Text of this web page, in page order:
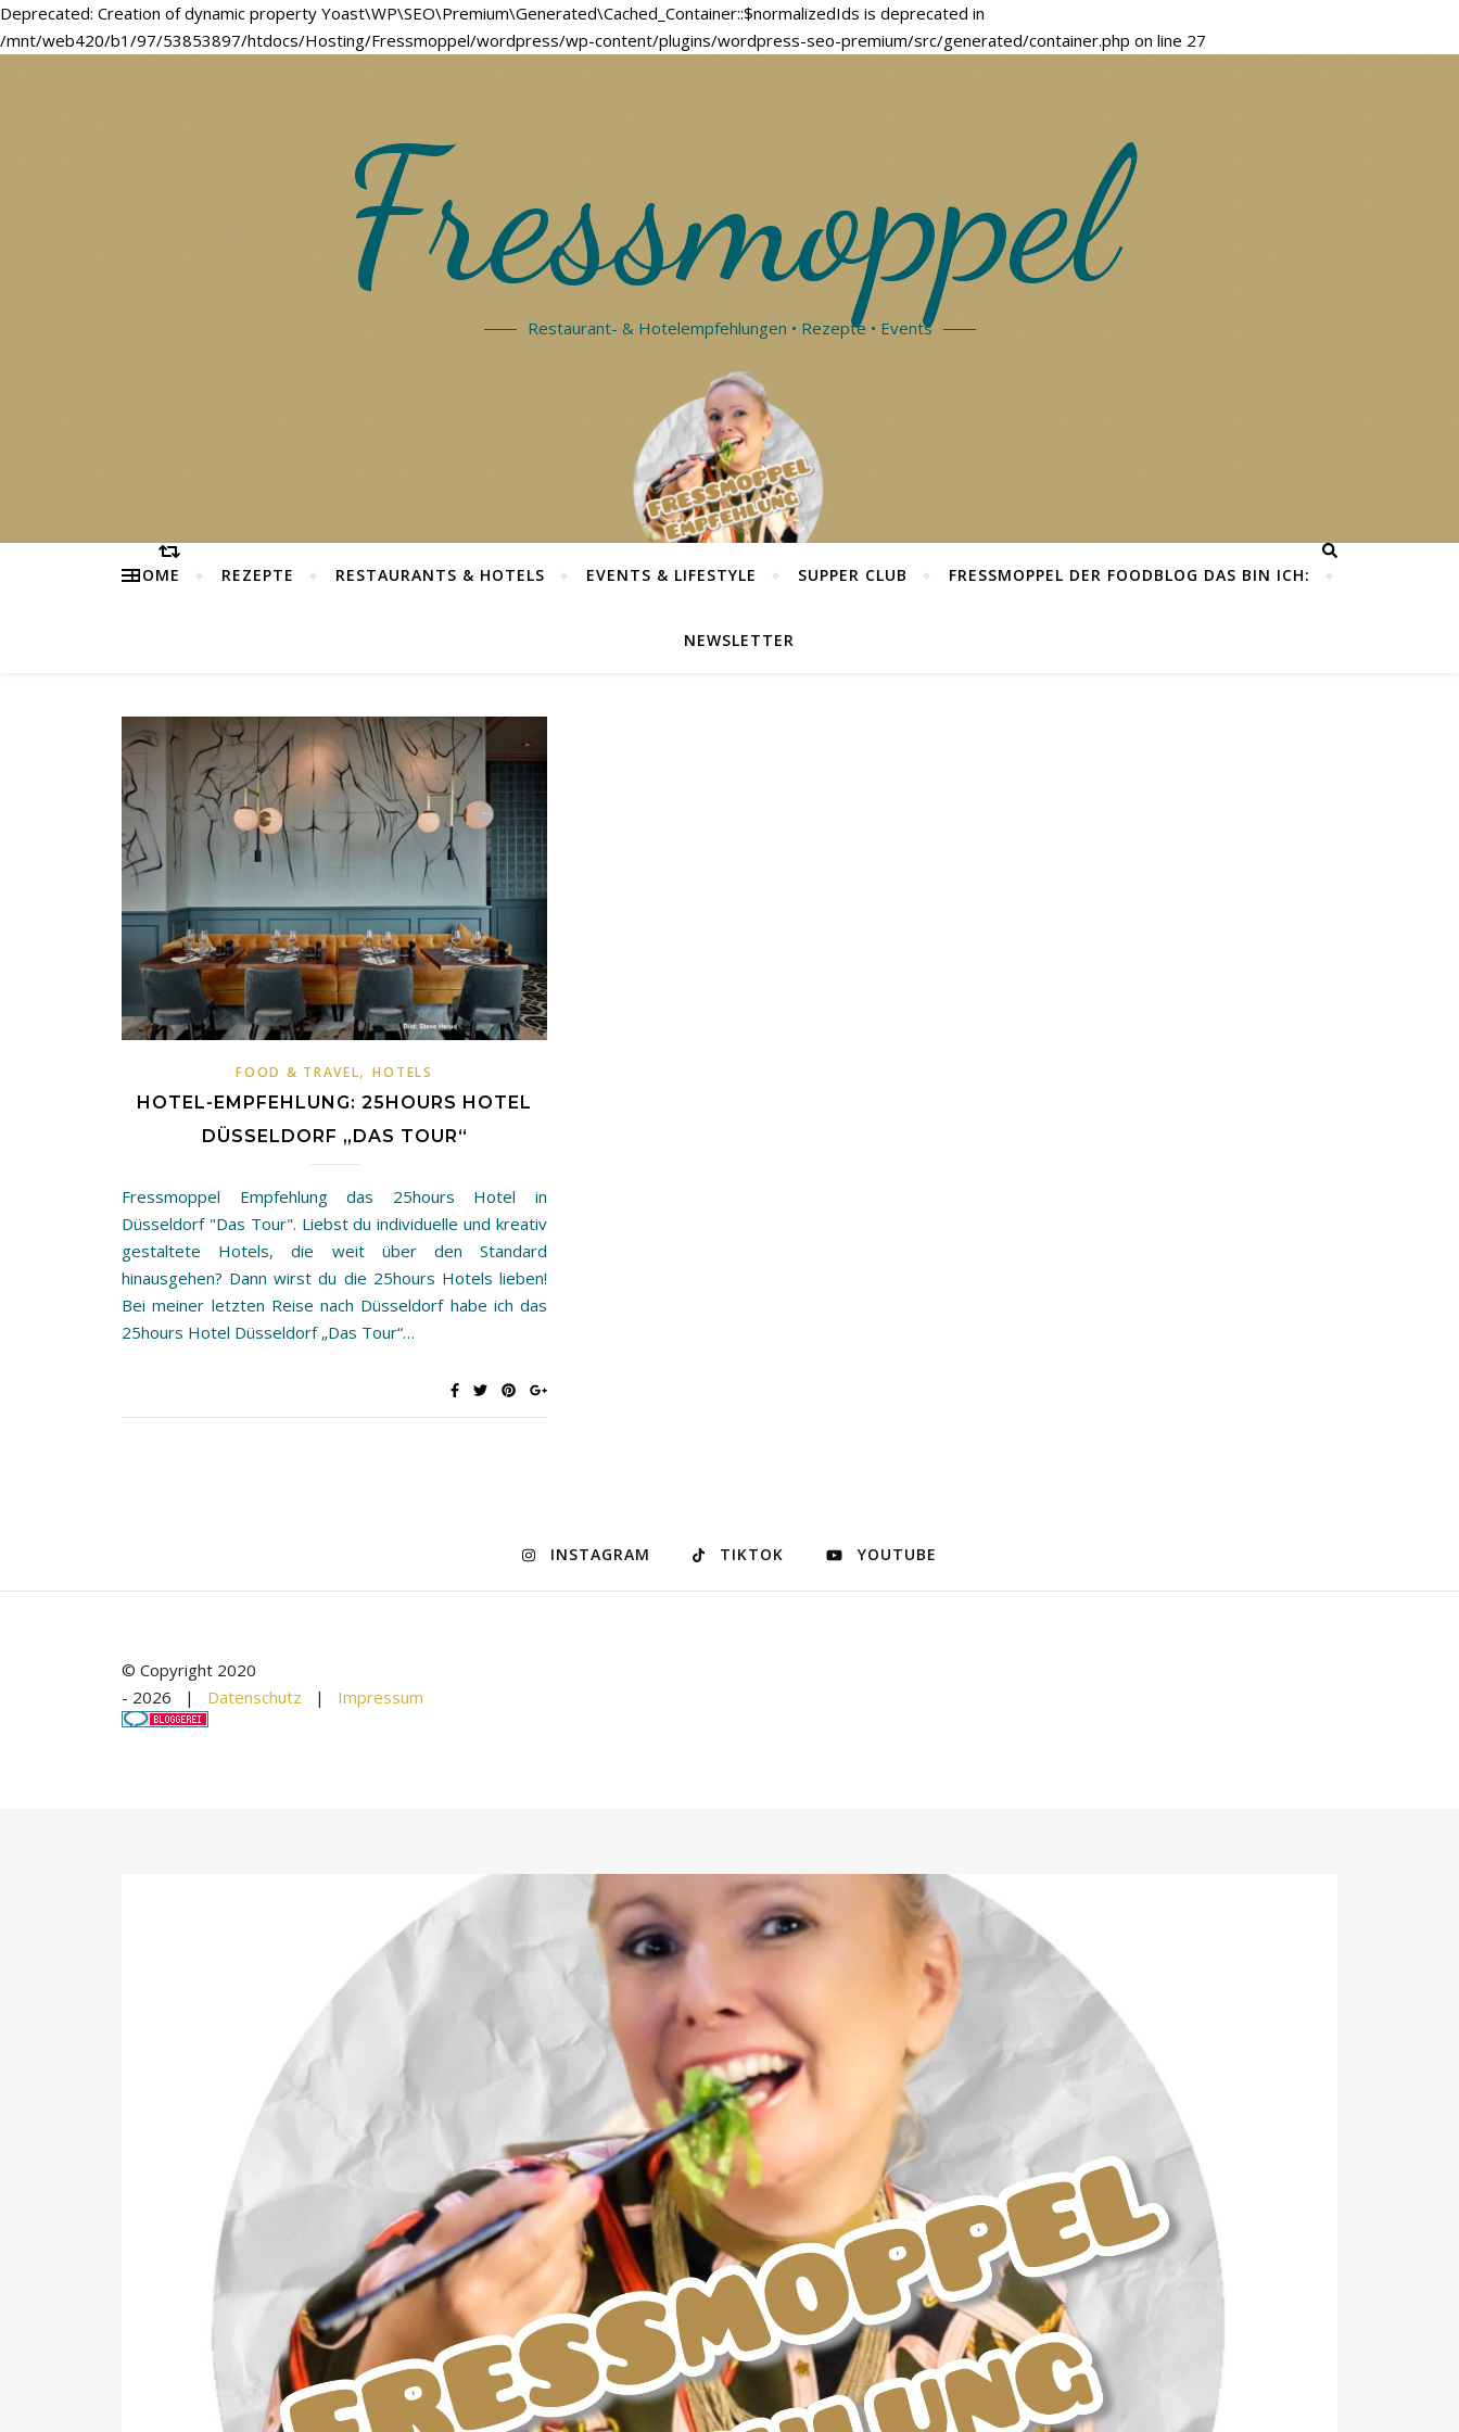
Deprecated: Creation of dynamic property Yoast\WP\SEO\Premium\Generated\Cached_Container::$normalizedIds is deprecated in
/mnt/web420/b1/97/53853897/htdocs/Hosting/Fressmoppel/wordpress/wp-content/plugins/wordpress-seo-premium/src/generated/container.php on line 27
Fressmoppel
Restaurant- & Hotelempfehlungen • Rezepte • Events
HOME REZEPTE RESTAURANTS & HOTELS EVENTS & LIFESTYLE SUPPER CLUB FRESSMOPPEL DER FOODBLOG DAS BIN ICH:
NEWSLETTER
FOOD & TRAVEL,HOTELS
HOTEL-EMPFEHLUNG: 25HOURS HOTEL
DÜSSELDORF „DAS TOUR“
Fressmoppel Empfehlung das 25hours Hotel in
Düsseldorf "Das Tour". Liebst du individuelle und kreativ
gestaltete Hotels, die weit über den Standard
hinausgehen? Dann wirst du die 25hours Hotels lieben!
Bei meiner letzten Reise nach Düsseldorf habe ich das
25hours Hotel Düsseldorf „Das Tour“…
INSTAGRAM TIKTOK YOUTUBE
© Copyright 2020
- 2026 | Datenschutz | Impressum